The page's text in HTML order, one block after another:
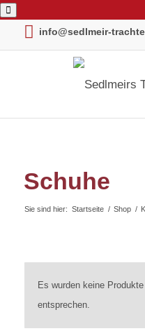
info@sedlmeir-
Schuhe
Sie sind hier: Startseite / Shop /
Es wurden keine
entsprechen.